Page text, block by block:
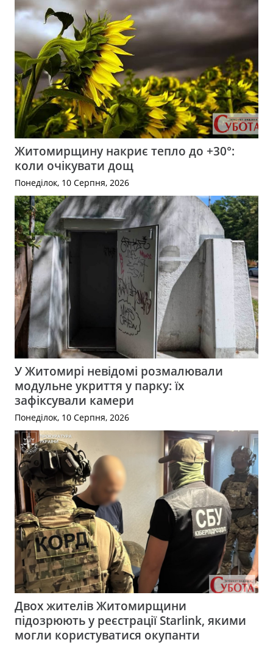
Житомирщину накриє тепло до +30°:
коли очікувати дощ
Понеділок, 10 Серпня, 2026
У Житомирі невідомі розмалювали
модульне укриття у парку: їх
зафіксували камери
Понеділок, 10 Серпня, 2026
Двох жителів Житомирщини
підозрюють у реєстрації Starlink, якими
могли користуватися окупанти